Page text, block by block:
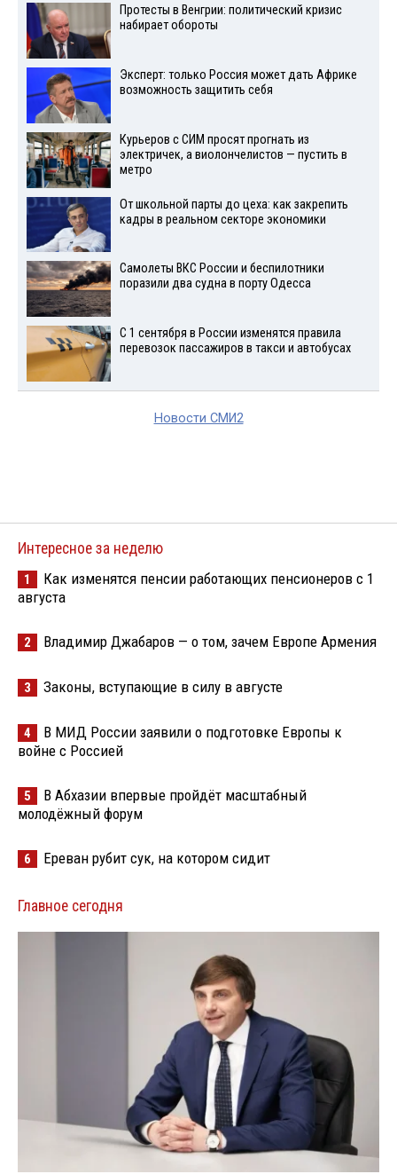
Протесты в Венгрии: политический кризис
набирает обороты
Эксперт: только Россия может дать Африке
возможность защитить себя
Курьеров с СИМ просят прогнать из
электричек, а виолончелистов — пустить в
метро
От школьной парты до цеха: как закрепить
кадры в реальном секторе экономики
Самолеты ВКС России и беспилотники
поразили два судна в порту Одесса
С 1 сентября в России изменятся правила
перевозок пассажиров в такси и автобусах
Новости СМИ2
Интересное за неделю
1
Как изменятся пенсии работающих пенсионеров с 1
августа
2 Владимир Джабаров — о том, зачем Европе Армения
3 Законы, вступающие в силу в августе
4
В МИД России заявили о подготовке Европы к
войне с Россией
5
В Абхазии впервые пройдёт масштабный
молодёжный форум
6 Ереван рубит сук, на котором сидит
Главное сегодня